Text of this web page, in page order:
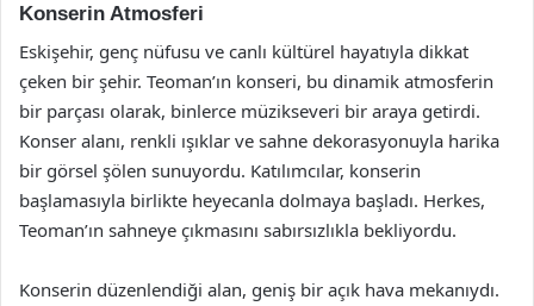
Konserin Atmosferi
Eskişehir, genç nüfusu ve canlı kültürel hayatıyla dikkat
çeken bir şehir. Teoman’ın konseri, bu dinamik atmosferin
bir parçası olarak, binlerce müzikseveri bir araya getirdi.
Konser alanı, renkli ışıklar ve sahne dekorasyonuyla harika
bir görsel şölen sunuyordu. Katılımcılar, konserin
başlamasıyla birlikte heyecanla dolmaya başladı. Herkes,
Teoman’ın sahneye çıkmasını sabırsızlıkla bekliyordu.
Konserin düzenlendiği alan, geniş bir açık hava mekanıydı.